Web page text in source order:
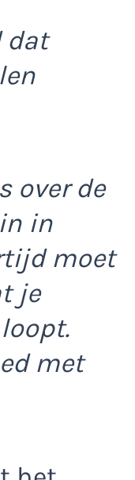
dat
over de
in
moet
je
met